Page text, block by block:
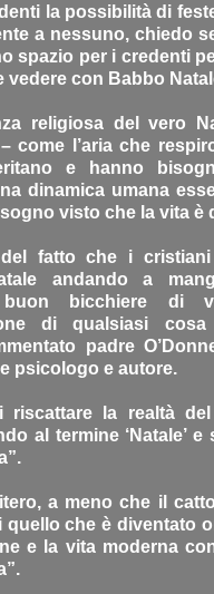
la possibilità di
a nessuno, chiedo
spazio per i credenti
vedere con Babbo
religiosa del vero
come l’aria che
e hanno
dinamica umana
visto che la vita è
fatto che i
andando a
buon bicchiere di
di qualsiasi
padre
psicologo e autore.
riscattare la realtà
al termine ‘Natale’ e
a meno che il
quello che è diventato
e la vita moderna